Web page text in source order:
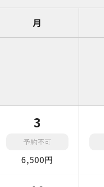
月
3
予約不可
6,500円